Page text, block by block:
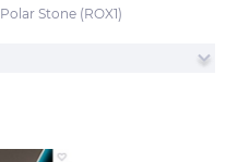
Polar Stone (ROX1)